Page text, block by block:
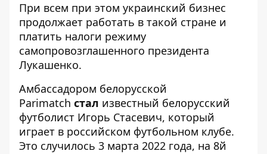
При всем при этом украинский бизнес
продолжает работать в такой стране и
платить налоги режиму
самопровозглашенного президента
Лукашенко.
Амбассадором белорусской
Parimatch стал известный белорусский
футболист Игорь Стасевич, который
играет в российском футбольном клубе.
Это случилось 3 марта 2022 года, на 8й